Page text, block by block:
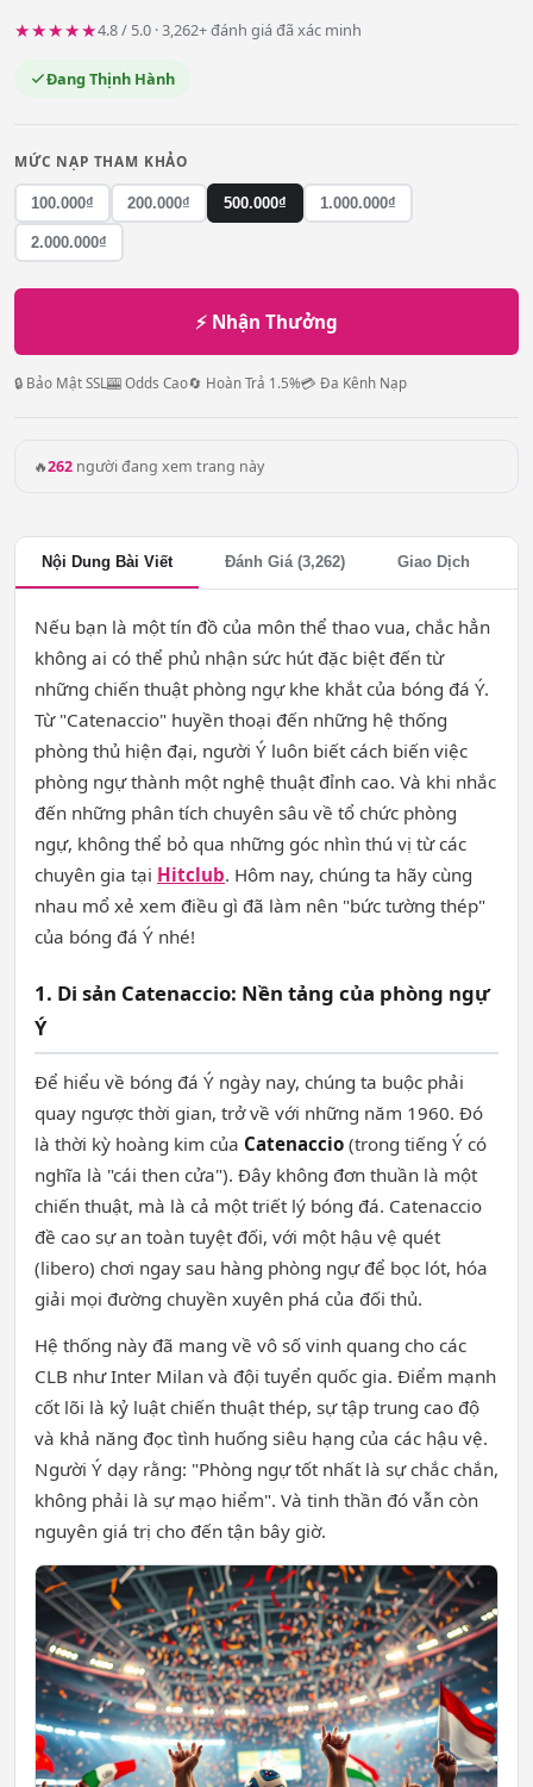
★★★★★4.8 / 5.0 · 3,262+ đánh giá đã xác minh
Đang Thịnh Hành
MỨC NẠP THAM KHẢO
100.000₫ 200.000₫ 500.000₫ 1.000.000₫
2.000.000₫
⚡ Nhận Thưởng
🔒 Bảo Mật SSL🎰 Odds Cao🔄 Hoàn Trả 1.5%💳 Đa Kênh Nạp
🔥262 người đang xem trang này
Nội Dung Bài Viết Đánh Giá (3,262) Giao Dịch
Nếu bạn là một tín đồ của môn thể thao vua, chắc hẳn
không ai có thể phủ nhận sức hút đặc biệt đến từ
những chiến thuật phòng ngự khe khắt của bóng đá Ý.
Từ "Catenaccio" huyền thoại đến những hệ thống
phòng thủ hiện đại, người Ý luôn biết cách biến việc
phòng ngự thành một nghệ thuật đỉnh cao. Và khi nhắc
đến những phân tích chuyên sâu về tổ chức phòng
ngự, không thể bỏ qua những góc nhìn thú vị từ các
chuyên gia tại Hitclub. Hôm nay, chúng ta hãy cùng
nhau mổ xẻ xem điều gì đã làm nên "bức tường thép"
của bóng đá Ý nhé!
1. Di sản Catenaccio: Nền tảng của phòng ngự
Ý
Để hiểu về bóng đá Ý ngày nay, chúng ta buộc phải
quay ngược thời gian, trở về với những năm 1960. Đó
là thời kỳ hoàng kim của Catenaccio (trong tiếng Ý có
nghĩa là "cái then cửa"). Đây không đơn thuần là một
chiến thuật, mà là cả một triết lý bóng đá. Catenaccio
đề cao sự an toàn tuyệt đối, với một hậu vệ quét
(libero) chơi ngay sau hàng phòng ngự để bọc lót, hóa
giải mọi đường chuyền xuyên phá của đối thủ.
Hệ thống này đã mang về vô số vinh quang cho các
CLB như Inter Milan và đội tuyển quốc gia. Điểm mạnh
cốt lõi là kỷ luật chiến thuật thép, sự tập trung cao độ
và khả năng đọc tình huống siêu hạng của các hậu vệ.
Người Ý dạy rằng: "Phòng ngự tốt nhất là sự chắc chắn,
không phải là sự mạo hiểm". Và tinh thần đó vẫn còn
nguyên giá trị cho đến tận bây giờ.